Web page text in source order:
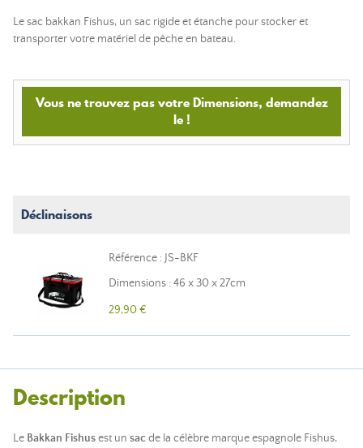
Le sac bakkan Fishus, un sac rigide et étanche pour stocker et
transporter votre matériel de pêche en bateau.
Vous ne trouvez pas votre Dimensions, demandez
le !
Déclinaisons
Référence : JS-BKF
Dimensions : 46 x 30 x 27cm
29,90 €
Description
Le Bakkan Fishusest un sac de la célèbre marque espagnole Fishus,